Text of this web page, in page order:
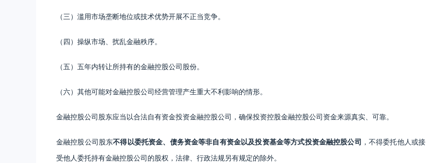
（三）滥用市场垄断地位或技术优势开展不正当竞争。
（四）操纵市场、扰乱金融秩序。
（五）五年内转让所持有的金融控股公司股份。
（六）其他可能对金融控股公司经营管理产生重大不利影响的情形。
金融控股公司股东应当以合法自有资金投资金融控股公司，确保投资控股金融控股公司资金来源真实、可靠。
金融控股公司股东不得以委托资金、债务资金等非自有资金以及投资基金等方式投资金融控股公司 ，不得委托他人或接
受他人委托持有金融控股公司的股权，法律、行政法规另有规定的除外。